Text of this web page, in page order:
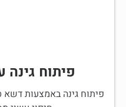
פיתוח
פיתוח גינה באמצעות